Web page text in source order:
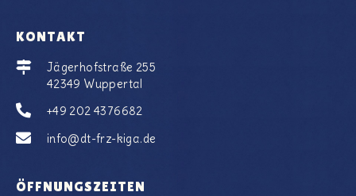
KONTAKT
Jägerhofstraße 255
42349 Wuppertal
+49 202 4376682
info@dt-frz-kiga.de
ÖFFNUNGSZEITEN